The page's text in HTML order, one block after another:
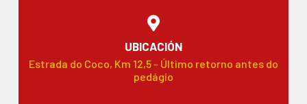
UBICACIÓN
Estrada do Coco, Km 12,5 - Último retorno antes do
pedágio